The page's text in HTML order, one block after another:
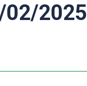
02/2025